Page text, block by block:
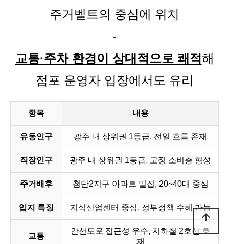
주거벨트의 중심에 위치
-
교통·주차 환경이 상대적으로 쾌적해
점포 운영자 입장에서도 유리
항목 내용
유동인구 광주 내 상위권 1등급, 전일 흐름 존재
직장인구 광주 내 상위권 1등급, 고정 소비층 형성
주거배후 첨단2지구 아파트 밀집, 20~40대 중심
입지 특징 지식산업센터 중심, 정부정책 수혜 가능
교통
간선도로 접근성 우수, 지하철 2호선 호
재
arrow_upward